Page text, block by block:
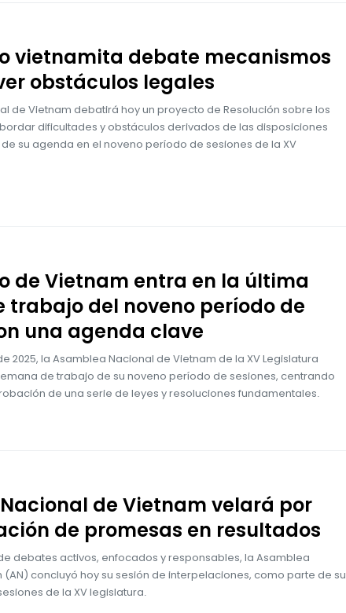
vietnamita debate mecanismos
obstáculos legales
de Vietnam debatirá hoy un proyecto de Resolución sobre los
dificultades y obstáculos derivados de las disposiciones
su agenda en el noveno período de sesiones de la XV
de Vietnam entra en la última
trabajo del noveno período de
una agenda clave
2025, la Asamblea Nacional de Vietnam de la XV Legislatura
de trabajo de su noveno período de sesiones, centrando
de una serie de leyes y resoluciones fundamentales.
de Vietnam velará por
de promesas en resultados
debates activos, enfocados y responsables, la Asamblea
concluyó hoy su sesión de interpelaciones, como parte de su
de la XV legislatura.